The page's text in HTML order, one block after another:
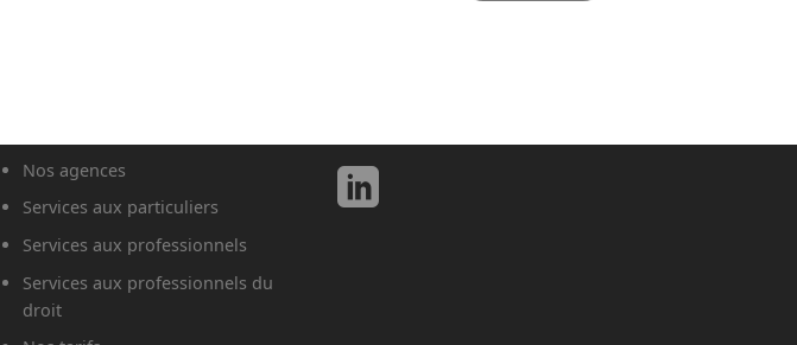
Nos agences
Services aux particuliers
Services aux professionnels
Services aux professionnels du
droit